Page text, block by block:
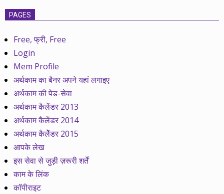
PAGES
Free, फ्री, Free
Login
Mem Profile
अर्थकाम का बैनर अपने यहां लगाइए
अर्थकाम की पेड-सेवा
अर्थकाम कैलेंडर 2013
अर्थकाम कैलेंडर 2014
अर्थकाम कैलेेंडर 2015
आपके लेख
इस सेवा से जुड़ी ज़रूरी शर्तें
काम के लिंक
कॉपीराइट